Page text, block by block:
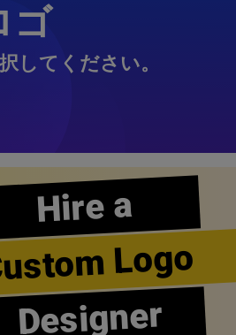
ゴ
してください。
Hire a
Logo
Designer